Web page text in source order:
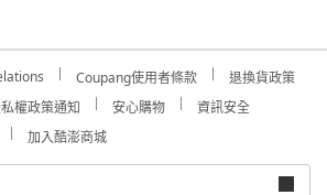
Coupang使用者條款
退換貨政策
權政策通知 安心購物
資訊安全
加入酷澎商城